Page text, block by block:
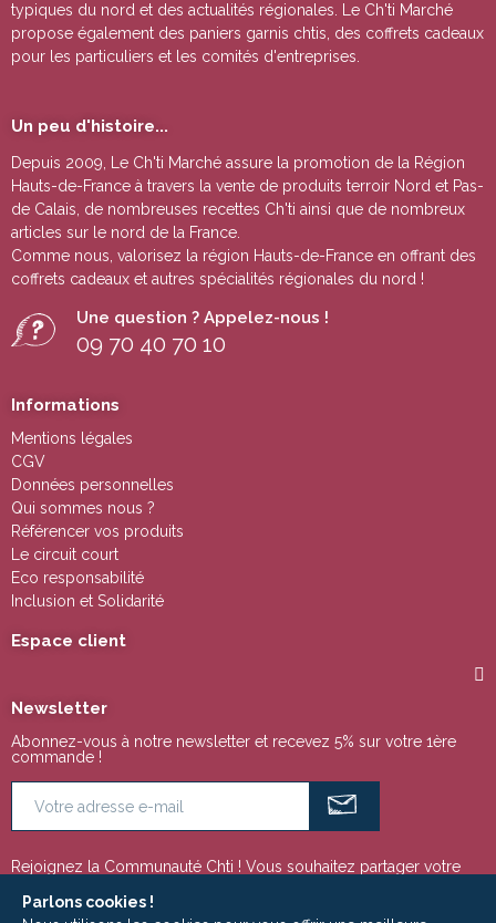
Parlons cookies !
typiques du nord et des actualités régionales. Le Ch'ti Marché
propose également des paniers garnis chtis, des coffrets cadeaux
pour les particuliers et les comités d'entreprises.
Un peu d'histoire...
Depuis 2009, Le Ch'ti Marché assure la promotion de la Région
Hauts-de-France à travers la vente de produits terroir Nord et Pas-
de Calais, de nombreuses recettes Ch'ti ainsi que de nombreux
articles sur le nord de la France.
Comme nous, valorisez la région Hauts-de-France en offrant des
coffrets cadeaux et autres spécialités régionales du nord !
Une question ? Appelez-nous !
09 70 40 70 10
Informations
Mentions légales
CGV
Données personnelles
Qui sommes nous ?
Référencer vos produits
Le circuit court
Eco responsabilité
Inclusion et Solidarité
Espace client
Newsletter
Abonnez-vous à notre newsletter et recevez 5% sur votre 1ère
commande !
Rejoignez la Communauté Chti ! Vous souhaitez partager votre
suivre notre actualité ? Ces espaces sont faits pour vous !